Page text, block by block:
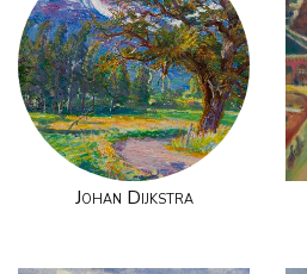
Johan Dijkstra